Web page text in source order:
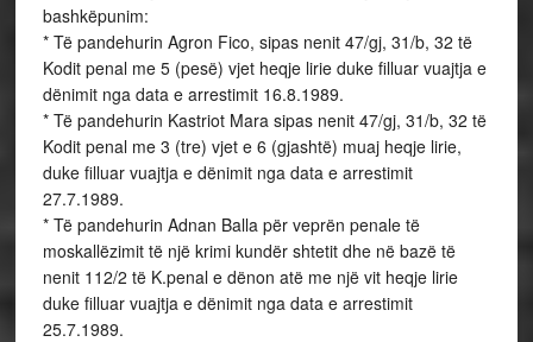
bashkëpunim:
* Të pandehurin Agron Fico, sipas nenit 47/gj, 31/b, 32 të
Kodit penal me 5 (pesë) vjet heqje lirie duke filluar vuajtja e
dënimit nga data e arrestimit 16.8.1989.
* Të pandehurin Kastriot Mara sipas nenit 47/gj, 31/b, 32 të
Kodit penal me 3 (tre) vjet e 6 (gjashtë) muaj heqje lirie,
duke filluar vuajtja e dënimit nga data e arrestimit
27.7.1989.
* Të pandehurin Adnan Balla për veprën penale të
moskallëzimit të një krimi kundër shtetit dhe në bazë të
nenit 112/2 të K.penal e dënon atë me një vit heqje lirie
duke filluar vuajtja e dënimit nga data e arrestimit
25.7.1989.